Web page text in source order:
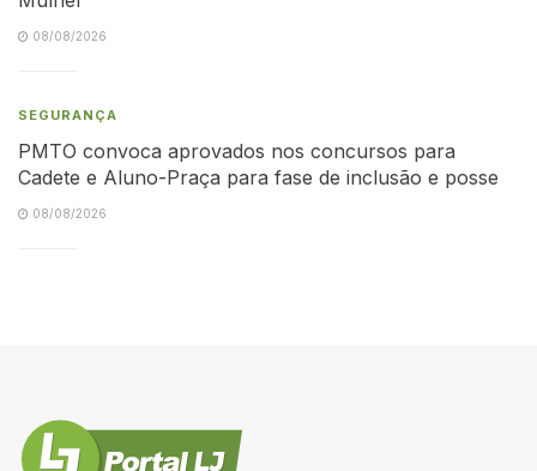
08/08/2026
SEGURANÇA
PMTO convoca aprovados nos concursos para
Cadete e Aluno-Praça para fase de inclusão e posse
08/08/2026